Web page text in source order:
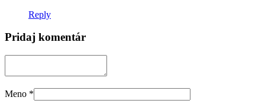
Reply
Pridaj komentár
Meno *